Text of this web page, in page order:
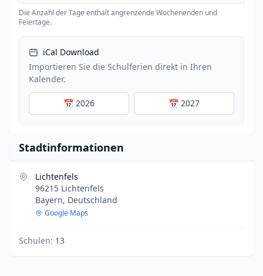
Die Anzahl der Tage enthält angrenzende Wochenenden und
Feiertage.
iCal Download
Importieren Sie die Schulferien direkt in Ihren
Kalender.
📅 2026 📅 2027
Stadtinformationen
Lichtenfels
96215 Lichtenfels
Bayern, Deutschland
Google Maps
Schulen: 13